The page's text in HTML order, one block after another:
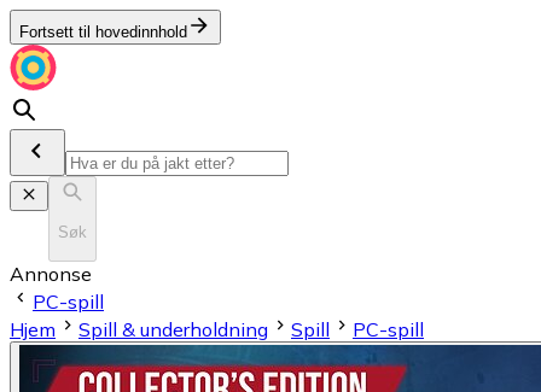
Fortsett til hovedinnhold
Søk
Annonse
PC-spill
Hjem
Spill & underholdning Spill PC-spill